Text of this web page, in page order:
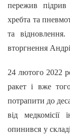
пережив підрив
хребта та
та
вторгнення
24 лютого 2022
ракет і вже
потрапити до
від
опинився у